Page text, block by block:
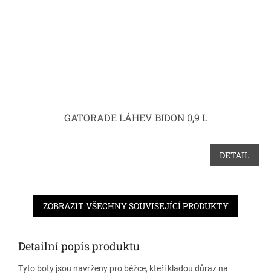
GATORADE LÁHEV BIDON 0,9 L
DETAIL
ZOBRAZIT VŠECHNY SOUVISEJÍCÍ PRODUKTY
Detailní popis produktu
Tyto boty jsou navrženy pro běžce, kteří kladou důraz na